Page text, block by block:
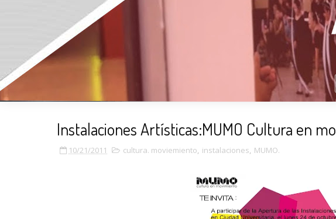
Instalaciones Artísticas:MUMO Cultura en
10/21/2011 cultura. moviemiento, instalaciones, MUMO.